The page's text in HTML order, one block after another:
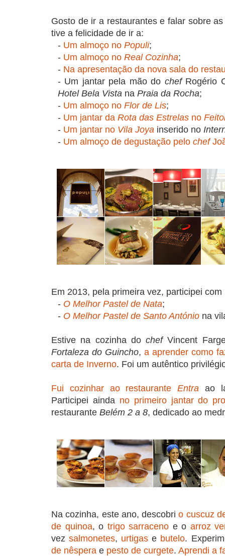
Gosto de ir a restaurantes e falar sobre
tive a felicidade de ir a:
- Um almoço no Populi;
- Um almoço no Real Cozinha;
- Na apresentação da nova sala do
- Um jantar pela mão do chefRogério
Hotel Bela Vista na Praia da Rocha;
- Um almoço no Flor de Lis;
- Um jantar da Rota das Estrelas no
- Um jantar no Vila Joya inserido no
- Um almoço de degustação pelo chef
Em 2013, pela primeira vez, participei
- O Melhor Pastel de Nata;
- O Melhor Pastel de Santo António na
Estive na cozinha dochefVincent
Fortaleza do Guincho, a aprender como
carta de Inverno. Foi um autêntico
Fui cozinhar ao restauranteEntra ao
Participei ainda no primeiro jantar do
restaurante Belém 2 a 8, dedicado ao
Na cozinha, este ano, descobrio cuscuz
de quinoa, o trigo sarraceno e o arroz
vezsalmonetes, urtigas e butelo.
de nêspera e pesto de curgete. Aprendi a